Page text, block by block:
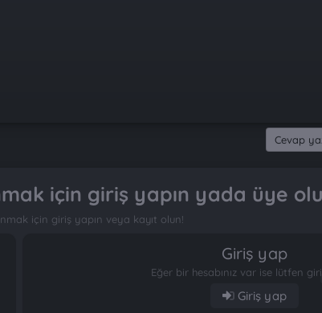
Cevap
için giriş yapın yada üye
için giriş yapın veya kayıt olun!
Giriş yap
Eğer bir hesabınız var ise lütfen
Giriş yap